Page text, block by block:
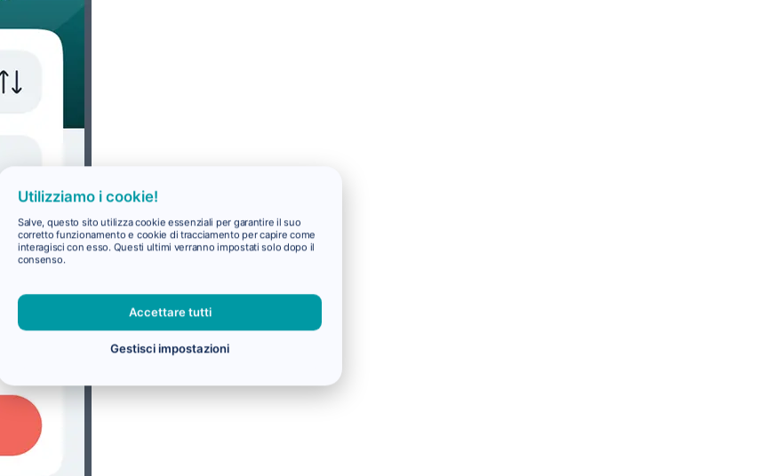
Utilizziamo i cookie!
Salve, questo sito utilizza cookie essenziali per garantire il suo
corretto funzionamento e cookie di tracciamento per capire come
interagisci con esso. Questi ultimi verranno impostati solo dopo il
consenso.
Accettare tutti
Gestisci impostazioni